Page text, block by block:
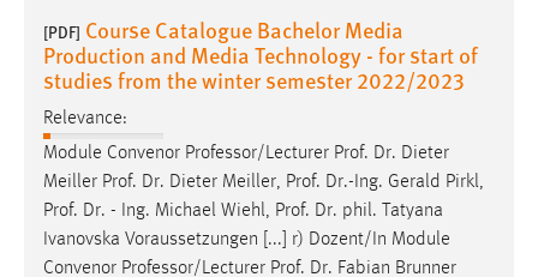
[PDF] Course Catalogue Bachelor Media
Production and Media Technology - for start of
studies from the winter semester 2022/2023
Relevance:
Module Convenor Professor/Lecturer Prof. Dr. Dieter
Meiller Prof. Dr. Dieter Meiller, Prof. Dr.-Ing. Gerald Pirkl,
Prof. Dr. - Ing. Michael Wiehl, Prof. Dr. phil. Tatyana
Ivanovska Voraussetzungen [...] r) Dozent/In Module
Convenor Professor/Lecturer Prof. Dr. Fabian Brunner